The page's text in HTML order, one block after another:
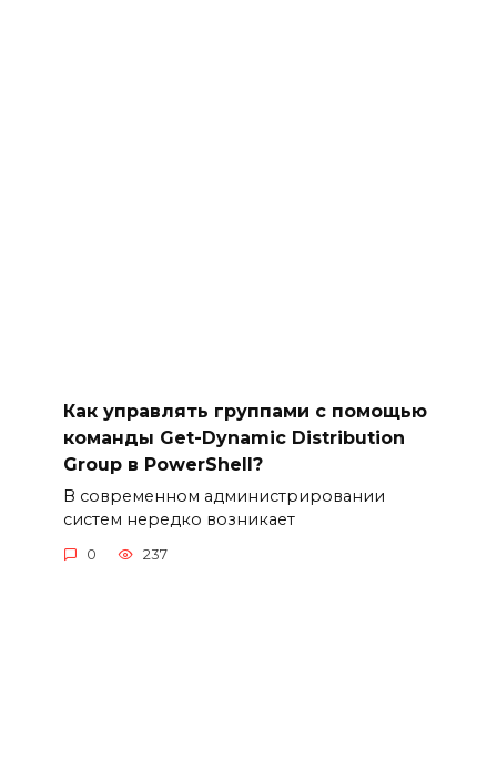
Как управлять группами с помощью
команды Get-Dynamic Distribution
Group в PowerShell?
В современном администрировании
систем нередко возникает
0 237